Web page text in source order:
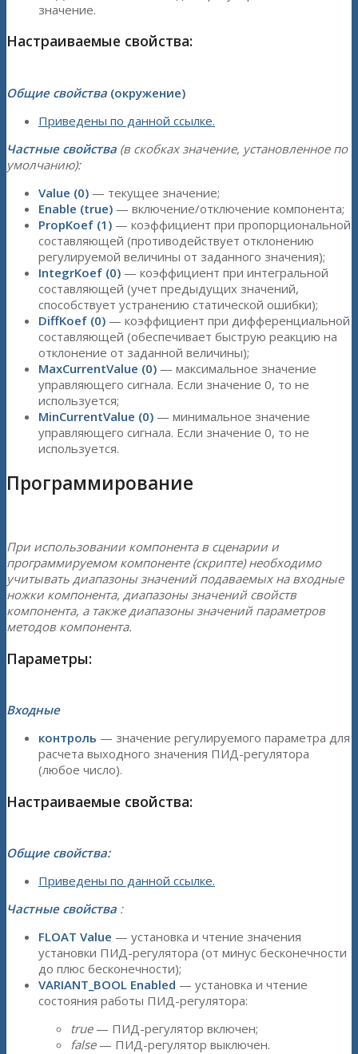
значение.
Настраиваемые свойства:
Общие свойства (окружение)
Приведены по данной ссылке.
Частные свойства (в скобках значение, установленное по
умолчанию):
Value (0) — текущее значение;
Enable (true) — включение/отключение компонента;
PropKoef (1) — коэффициент при пропорциональной
составляющей (противодействует отклонению
регулируемой величины от заданного значения);
IntegrKoef (0) — коэффициент при интегральной
составляющей (учет предыдущих значений,
способствует устранению статической ошибки);
DiffKoef (0) — коэффициент при дифференциальной
составляющей (обеспечивает быструю реакцию на
отклонение от заданной величины);
MaxCurrentValue (0) — максимальное значение
управляющего сигнала. Если значение 0, то не
используется;
MinCurrentValue (0) — минимальное значение
управляющего сигнала. Если значение 0, то не
используется.
Программирование
При использовании компонента в сценарии и
программируемом компоненте (скрипте) необходимо
учитывать диапазоны значений подаваемых на входные
ножки компонента, диапазоны значений свойств
компонента, а также диапазоны значений параметров
методов компонента.
Параметры:
Входные
контроль — значение регулируемого параметра для
расчета выходного значения ПИД-регулятора
(любое число).
Настраиваемые свойства:
Общие свойства:
Приведены по данной ссылке.
Частные свойства :
FLOAT Value — установка и чтение значения
установки ПИД-регулятора (от минус бесконечности
до плюс бесконечности);
VARIANT_BOOL Enabled — установка и чтение
состояния работы ПИД-регулятора:
true— ПИД-регулятор включен;
false— ПИД-регулятор выключен.